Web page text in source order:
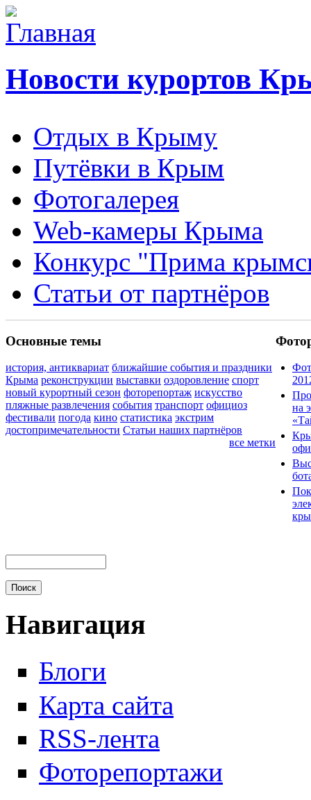
Новости курортов
Отдых в Крыму
Путёвки в Крым
Фотогалерея
Web-камеры Крыма
Конкурс "Прима
Статьи от партнёров
Основные темы
история, антиквариат ближайшие события и праздники
Крыма реконструкции выставки оздоровление спорт
новый курортный сезон фоторепортаж искусство
пляжные развлечения события транспорт официоз
фестивали погода кино статистика экстрим
достопримечательности Статьи наших партнёров
все метки
на
Навигация
Блоги
Карта сайта
RSS-лента
Фоторепортажи